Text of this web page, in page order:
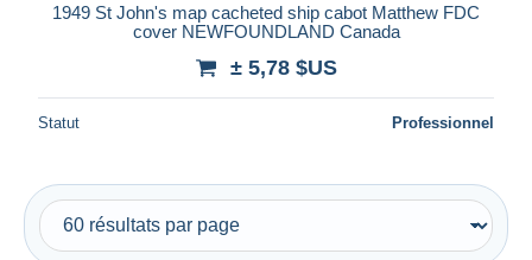
1949 St John's map cacheted ship cabot Matthew FDC
cover NEWFOUNDLAND Canada
± 5,78 $US
Statut Professionnel